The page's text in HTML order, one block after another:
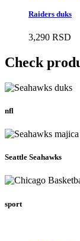
Raiders duks
3,290 RSD
Check
nfl
Seattle Seahawks
sport